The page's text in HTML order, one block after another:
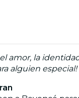
amor, la
alguien especial!